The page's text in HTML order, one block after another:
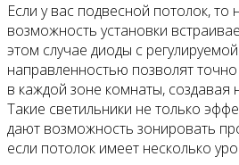
Если у вас подвесной потолок,
возможность установки
этом случае диоды с
направленностью позволят
в каждой зоне комнаты,
Такие светильники не только
дают возможность зонировать
если потолок имеет несколько